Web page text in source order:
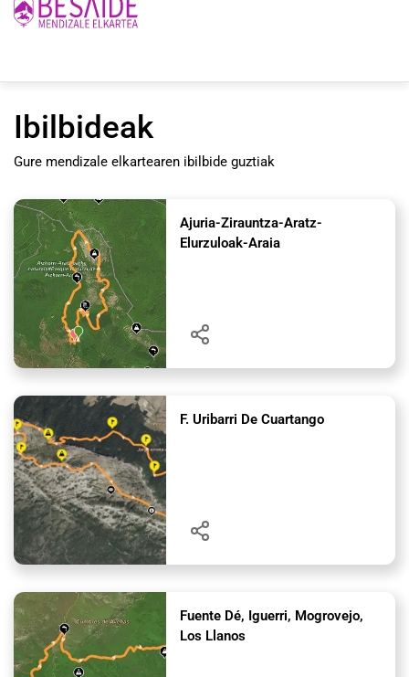
Ibilbideak
Gure mendizale elkartearen ibilbide guztiak
Ajuria-Zirauntza-Aratz-
Elurzuloak-Araia
F. Uribarri De Cuartango
Fuente Dé, Iguerri, Mogrovejo,
Los Llanos